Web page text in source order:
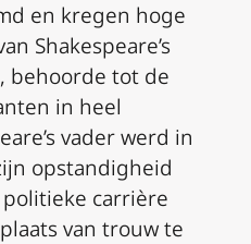
en kregen hoge
Shakespeare’s
behoorde tot de
in heel
vader werd in
opstandigheid
carrière
van trouw te